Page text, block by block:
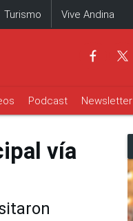
Turismo Vive Andina
Podcast Newsletter
vía